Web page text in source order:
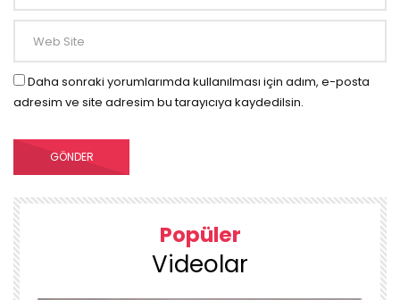
Daha sonraki yorumlarımda kullanılması için adım, e-posta
adresim ve site adresim bu tarayıcıya kaydedilsin.
Popüler
Videolar